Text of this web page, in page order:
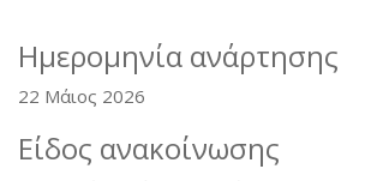
Ημερομηνία ανάρτησης
22 Μάιος 2026
Είδος ανακοίνωσης